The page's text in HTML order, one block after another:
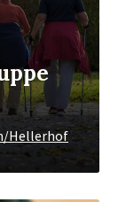
Hellerhof